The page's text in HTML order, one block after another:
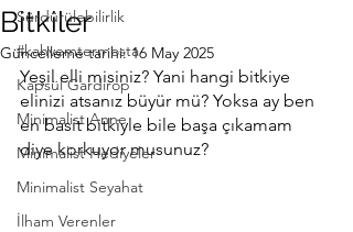
Sürdürülebilirlik
#kahvemtermosta
Kapsül Gardırop
Minimalist Anne
Minimalist Hediyeler
Minimalist Seyahat
İlham Verenler
Bitkiler
Güncelleme tarihi:16 May 2025
Yeşil elli misiniz? Yani hangi bitkiye
elinizi atsanız büyür mü? Yoksa ay ben
en basit bitkiyle bile başa çıkamam
diye korkuyor musunuz?